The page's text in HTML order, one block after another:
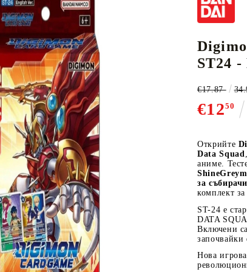
CARD GAME
АКСЕСОАРИ ЗА КАРТОВИ
ИГРИ
Кутии за съхранение
Протектори за карти
Подложки/Матове
Класьори за карти
К-ПОП
ST24 -
€1250
€17.87
Открийте
Data Squad
аниме.
за
комплект
ST-24 е
DATA
Включени
започвайки
Нова